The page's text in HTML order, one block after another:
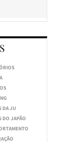
DA JU
DO JAPÃO